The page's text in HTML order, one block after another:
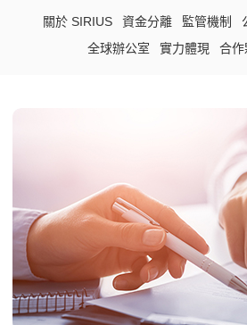
關於 SIRIUS 資金分離 監管機制
全球辦公室
實力體現 合作